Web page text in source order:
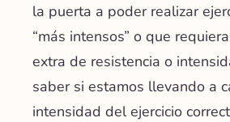
la puerta a poder realizar
“más intensos” o que
extra de resistencia o
saber si estamos llevando a
intensidad del ejercicio